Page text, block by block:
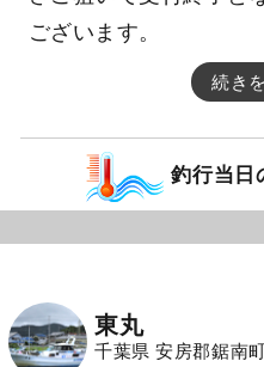
ございます。
続き
釣行当日
東丸
千葉県 安房郡鋸南